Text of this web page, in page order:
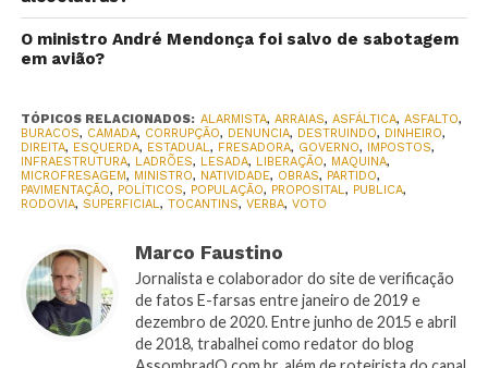
O ministro André Mendonça foi salvo de sabotagem
em avião?
TÓPICOS RELACIONADOS: ALARMISTA, ARRAIAS, ASFÁLTICA, ASFALTO,
BURACOS, CAMADA, CORRUPÇÃO, DENUNCIA, DESTRUINDO, DINHEIRO,
DIREITA, ESQUERDA, ESTADUAL, FRESADORA, GOVERNO, IMPOSTOS,
INFRAESTRUTURA, LADRÕES, LESADA, LIBERAÇÃO, MAQUINA,
MICROFRESAGEM, MINISTRO, NATIVIDADE, OBRAS, PARTIDO,
PAVIMENTAÇÃO, POLÍTICOS, POPULAÇÃO, PROPOSITAL, PUBLICA,
RODOVIA, SUPERFICIAL, TOCANTINS, VERBA, VOTO
Marco Faustino
Jornalista e colaborador do site de verificação
de fatos E-farsas entre janeiro de 2019 e
dezembro de 2020. Entre junho de 2015 e abril
de 2018, trabalhei como redator do blog